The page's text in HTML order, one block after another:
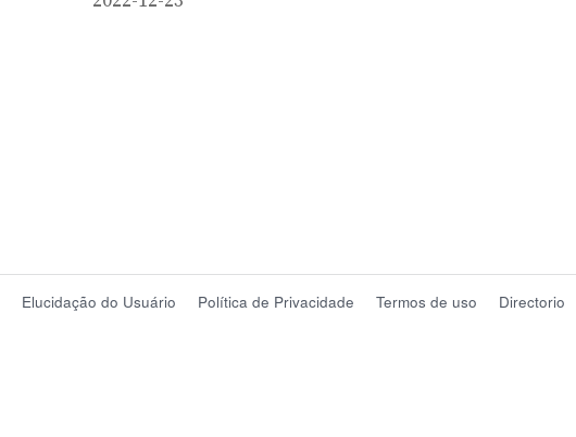
Elucidação do Usuário Política de Privacidade Termos de uso Directorio